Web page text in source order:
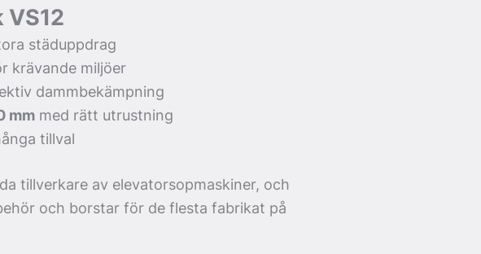
städuppdrag
krävande miljöer
dammbekämpning
mm med rätt utrustning
tillval
tillverkare av elevatorsopmaskiner, och
och borstar för de flesta fabrikat på